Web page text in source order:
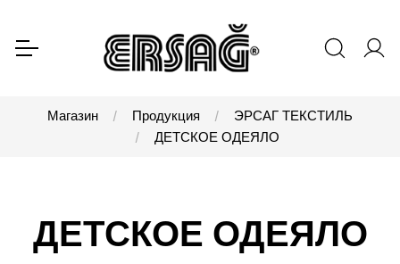
Магазин Продукция
ЭРСАГ ТЕКСТИЛЬ
ДЕТСКОЕ ОДЕЯЛО
ДЕТСКОЕ ОДЕЯЛО